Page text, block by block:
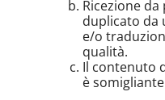
Ricezione
duplicato da
e/o
qualità.
Il contenuto
è